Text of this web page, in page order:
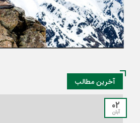
آخرین مطالب
۰۲
آبان